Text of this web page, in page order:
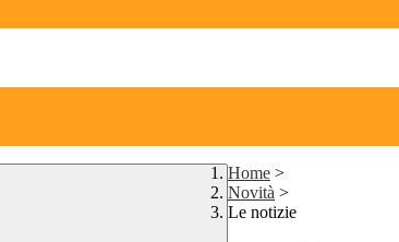
Home >
Novità >
Le notizie